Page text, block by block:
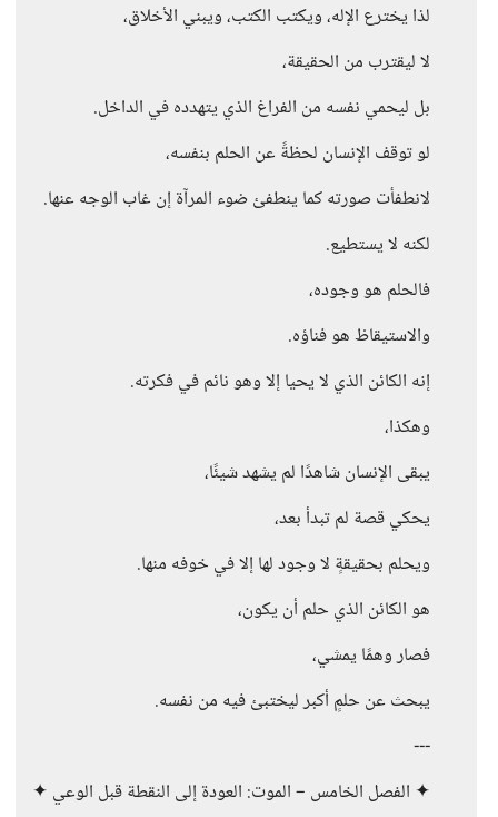
لذا يخترع الإله، ويكتب الكتب، ويبني الأخلاق،
لا ليقترب من الحقيقة،
بل ليحمي نفسه من الفراغ الذي يتهدده في الداخل.
لو توقف الإنسان لحظةً عن الحلم بنفسه،
لانطفأت صورته كما ينطفئ ضوء المرآة إن غاب الوجه عنها.
لكنه لا يستطيع.
فالحلم هو وجوده،
والاستيقاظ هو فناؤه.
إنه الكائن الذي لا يحيا إلا وهو نائم في فكرته.
وهكذا،
يبقى الإنسان شاهدًا لم يشهد شيئًا،
يحكي قصة لم تبدأ بعد،
ويحلم بحقيقةٍ لا وجود لها إلا في خوفه منها.
هو الكائن الذي حلم أن يكون،
فصار وهمًا يمشي،
يبحث عن حلمٍ أكبر ليختبئ فيه من نفسه.
---
✦ الفصل الخامس – الموت: العودة إلى النقطة قبل الوعي ✦